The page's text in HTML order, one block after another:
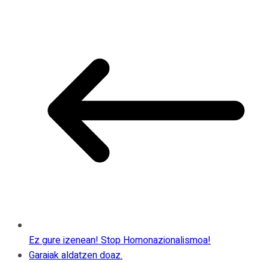
Ez gure izenean! Stop Homonazionalismoa!
Garaiak aldatzen doaz.